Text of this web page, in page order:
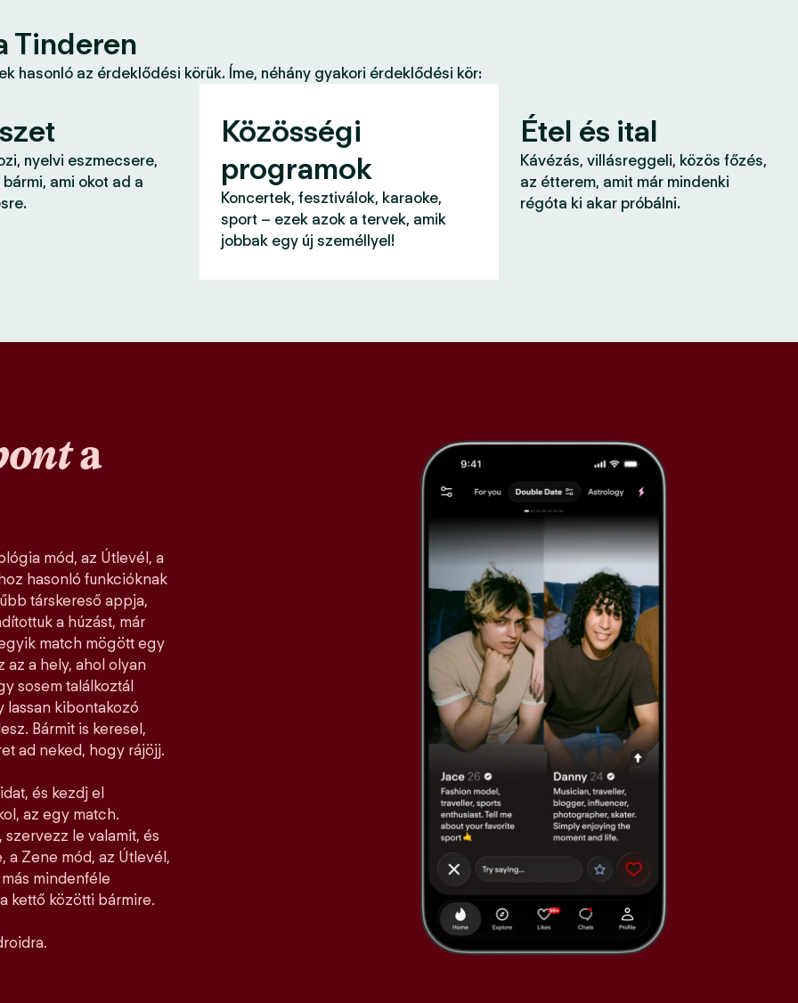
Tinderen
hasonló az érdeklődési körük. Íme, néhány gyakori érdeklődési kör:
nyelvi eszmecsere,
ami okot ad a
Közösségi
programok
Koncertek, fesztiválok, karaoke,
sport – ezek azok a tervek, amik
jobbak egy új személlyel!
Étel és ital
Kávézás, villásreggeli, közös főzés,
az étterem, amit már mindenki
régóta ki akar próbálni.
a
mód, az Útlevél, a
hasonló funkcióknak
társkereső appja,
a húzást, már
match mögött egy
az a hely, ahol olyan
sosem találkoztál
lassan kibontakozó
Bármit is keresel,
ad neked, hogy rájöjj.
és kezdj el
az egy match.
le valamit, és
a Zene mód, az Útlevél,
mindenféle
kettő közötti bármire.